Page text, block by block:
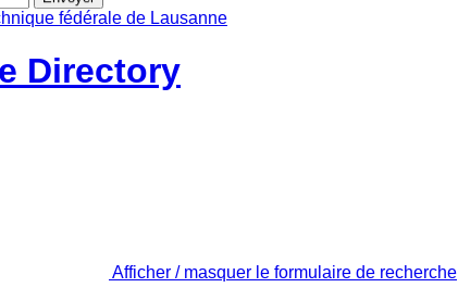
Directory
Afficher / masquer le formulaire de recherche